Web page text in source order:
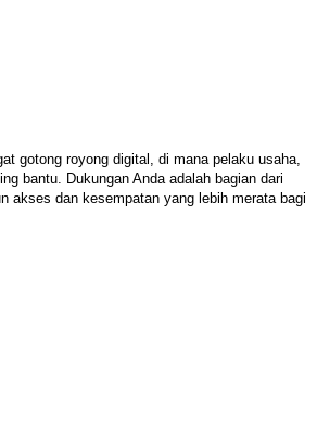
gotong royong digital, di mana pelaku usaha,
bantu. Dukungan Anda adalah bagian dari
akses dan kesempatan yang lebih merata bagi